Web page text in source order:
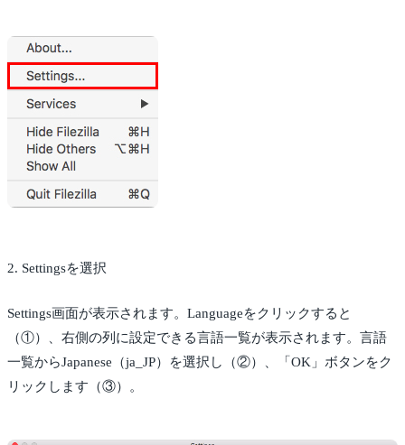
2. Settingsを選択
Settings画面が表示されます。Languageをクリックすると
（①）、右側の列に設定できる言語一覧が表示されます。言語
一覧からJapanese（ja_JP）を選択し（②）、「OK」ボタンをク
リックします（③）。